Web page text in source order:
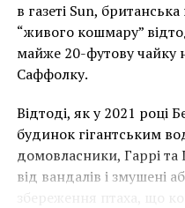
Facebook
Twitter
«ЧЕЛОВЕЧЕСКОЕ СОСТОЯНИЕ»
КРАСНАЯ МОДЕЛЬ
РЕНЕ
ХУДОЖЕСТВЕННАЯ
НАСТУПНА СТАТТЯ
Хамза Уокер станет
центра LAXART
в газеті Sun,
“живого кошмару”
майже 20-футову чайку
Саффолку.
Відтоді, як у 2021 році
будинок гігантським
домовласники, Гаррі та
від вандалів і змушені
збереження птаха, що